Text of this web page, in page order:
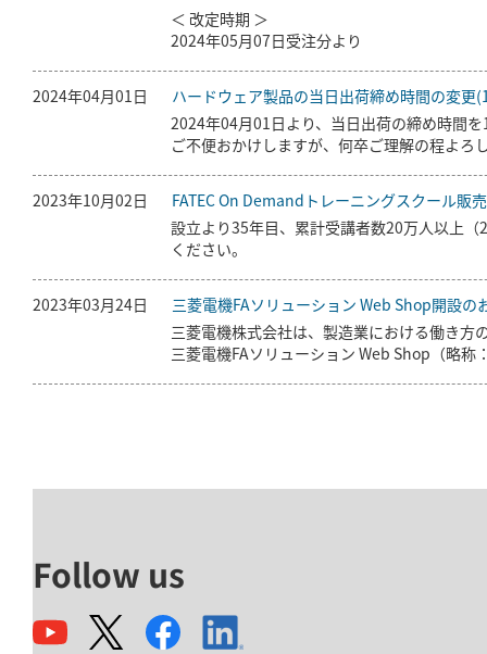
＜ 改定時期 ＞
2024年05月07日受注分より
2024年04月01日
ハードウェア製品の当日出荷締め時間の変
2024年04月01日より、当日出荷の締め時間
ご不便おかけしますが、何卒ご理解の程よろ
2023年10月02日
FATEC On Demandトレーニングスクール販
設立より35年目、累計受講者数20万人以上
ください。
2023年03月24日
三菱電機FAソリューション Web Shop開設の
三菱電機株式会社は、製造業における働き方
三菱電機FAソリューション Web Shop（略
Follow us